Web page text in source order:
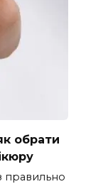
обрати
правильно